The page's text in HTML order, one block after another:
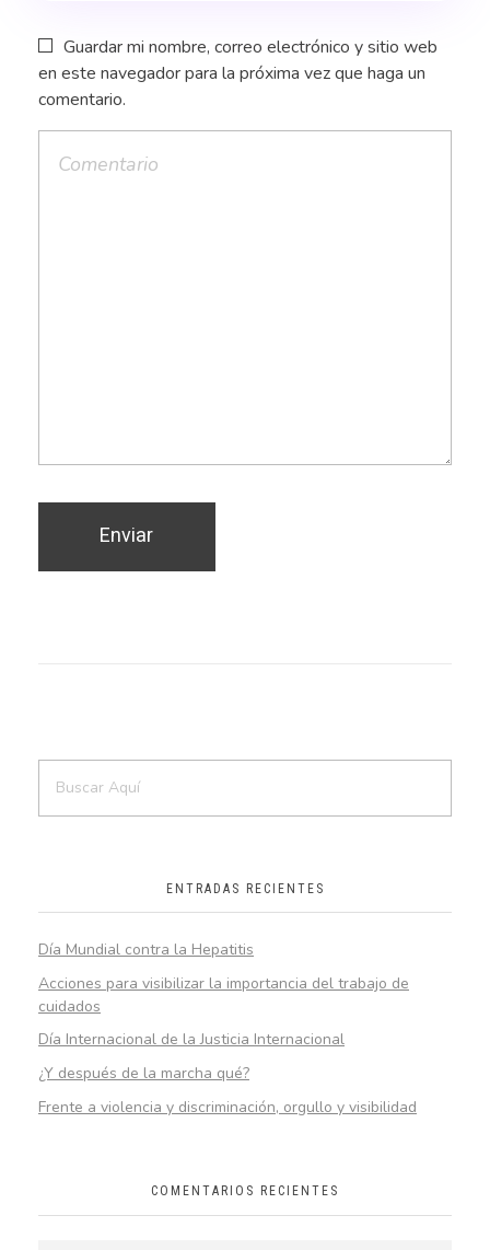
Guardar mi nombre, correo electrónico y sitio web
en este navegador para la próxima vez que haga un
comentario.
ENTRADAS RECIENTES
Día Mundial contra la Hepatitis
Acciones para visibilizar la importancia del trabajo de
cuidados
Día Internacional de la Justicia Internacional
¿Y después de la marcha qué?
Frente a violencia y discriminación, orgullo y visibilidad
COMENTARIOS RECIENTES